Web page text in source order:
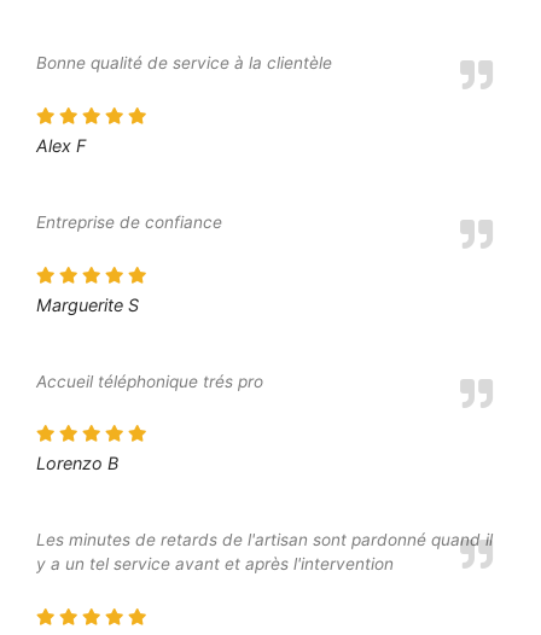
Bonne qualité de service à la clientèle
Alex F
Entreprise de confiance
Marguerite S
Accueil téléphonique trés pro
Lorenzo B
Les minutes de retards de l'artisan sont pardonné quand il
y a un tel service avant et après l'intervention